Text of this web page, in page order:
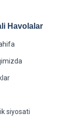
Havolalar
siyosati